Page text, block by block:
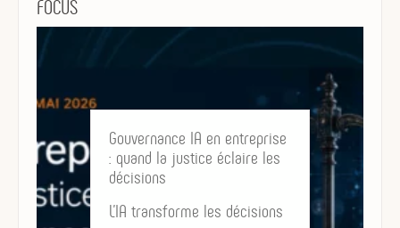
FOCUS
Gouvernance IA en entreprise
: quand la justice éclaire les
décisions
L’IA transforme les décisions